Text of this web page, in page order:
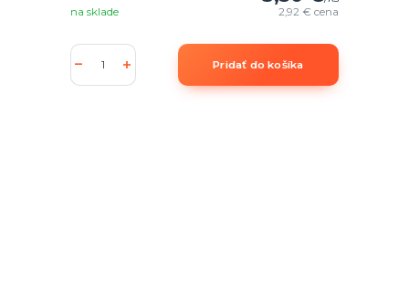
2,92 €cena
na sklade
Pridať do košíka